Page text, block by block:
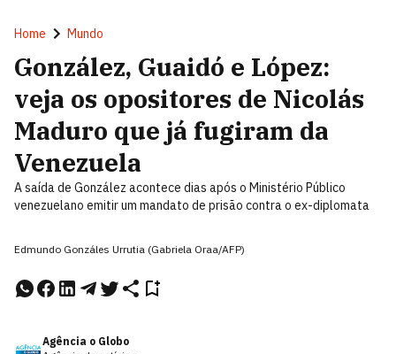
Home Mundo
González, Guaidó e López:
veja os opositores de Nicolás
Maduro que já fugiram da
Venezuela
A saída de González acontece dias após o Ministério Público
venezuelano emitir um mandato de prisão contra o ex-diplomata
Edmundo Gonzáles Urrutia (Gabriela Oraa/AFP)
Agência o Globo